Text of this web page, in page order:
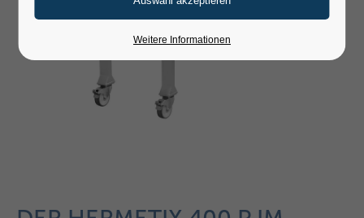
Weitere Informationen